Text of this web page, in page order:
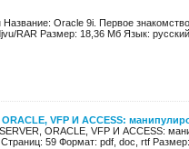
Oracle 9i. Первое
RAR Размер: 18,36 Мб Язык:
VFP И ACCESS:
ORACLE, VFP И ACCESS:
59 Формат: pdf, doc, rtf